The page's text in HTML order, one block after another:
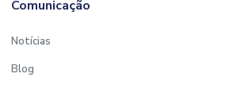
Comunicação
Notícias
Blog